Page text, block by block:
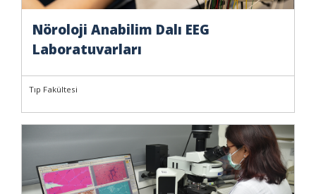
Nöroloji Anabilim Dalı EEG
Laboratuvarları
Tıp Fakültesi